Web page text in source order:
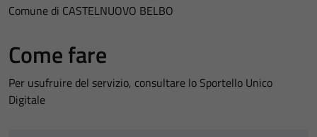
Comune di CASTELNUOVO BELBO
Come fare
Per usufruire del servizio, consultare lo Sportello Unico
Digitale